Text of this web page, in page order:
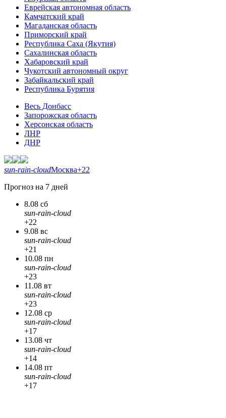
Еврейская автономная область
Камчатский край
Магаданская область
Приморский край
Республика Саха (Якутия)
Сахалинская область
Хабаровский край
Чукотский автономный округ
Забайкальский край
Республика Бурятия
Весь Донбасс
Запорожская область
Херсонская область
ЛНР
ДНР
sun-rain-cloudМосква+22
Прогноз на 7 дней
8.08 сб
sun-rain-cloud
+22
9.08 вс
sun-rain-cloud
+21
10.08 пн
sun-rain-cloud
+23
11.08 вт
sun-rain-cloud
+23
12.08 ср
sun-rain-cloud
+17
13.08 чт
sun-rain-cloud
+14
14.08 пт
sun-rain-cloud
+17